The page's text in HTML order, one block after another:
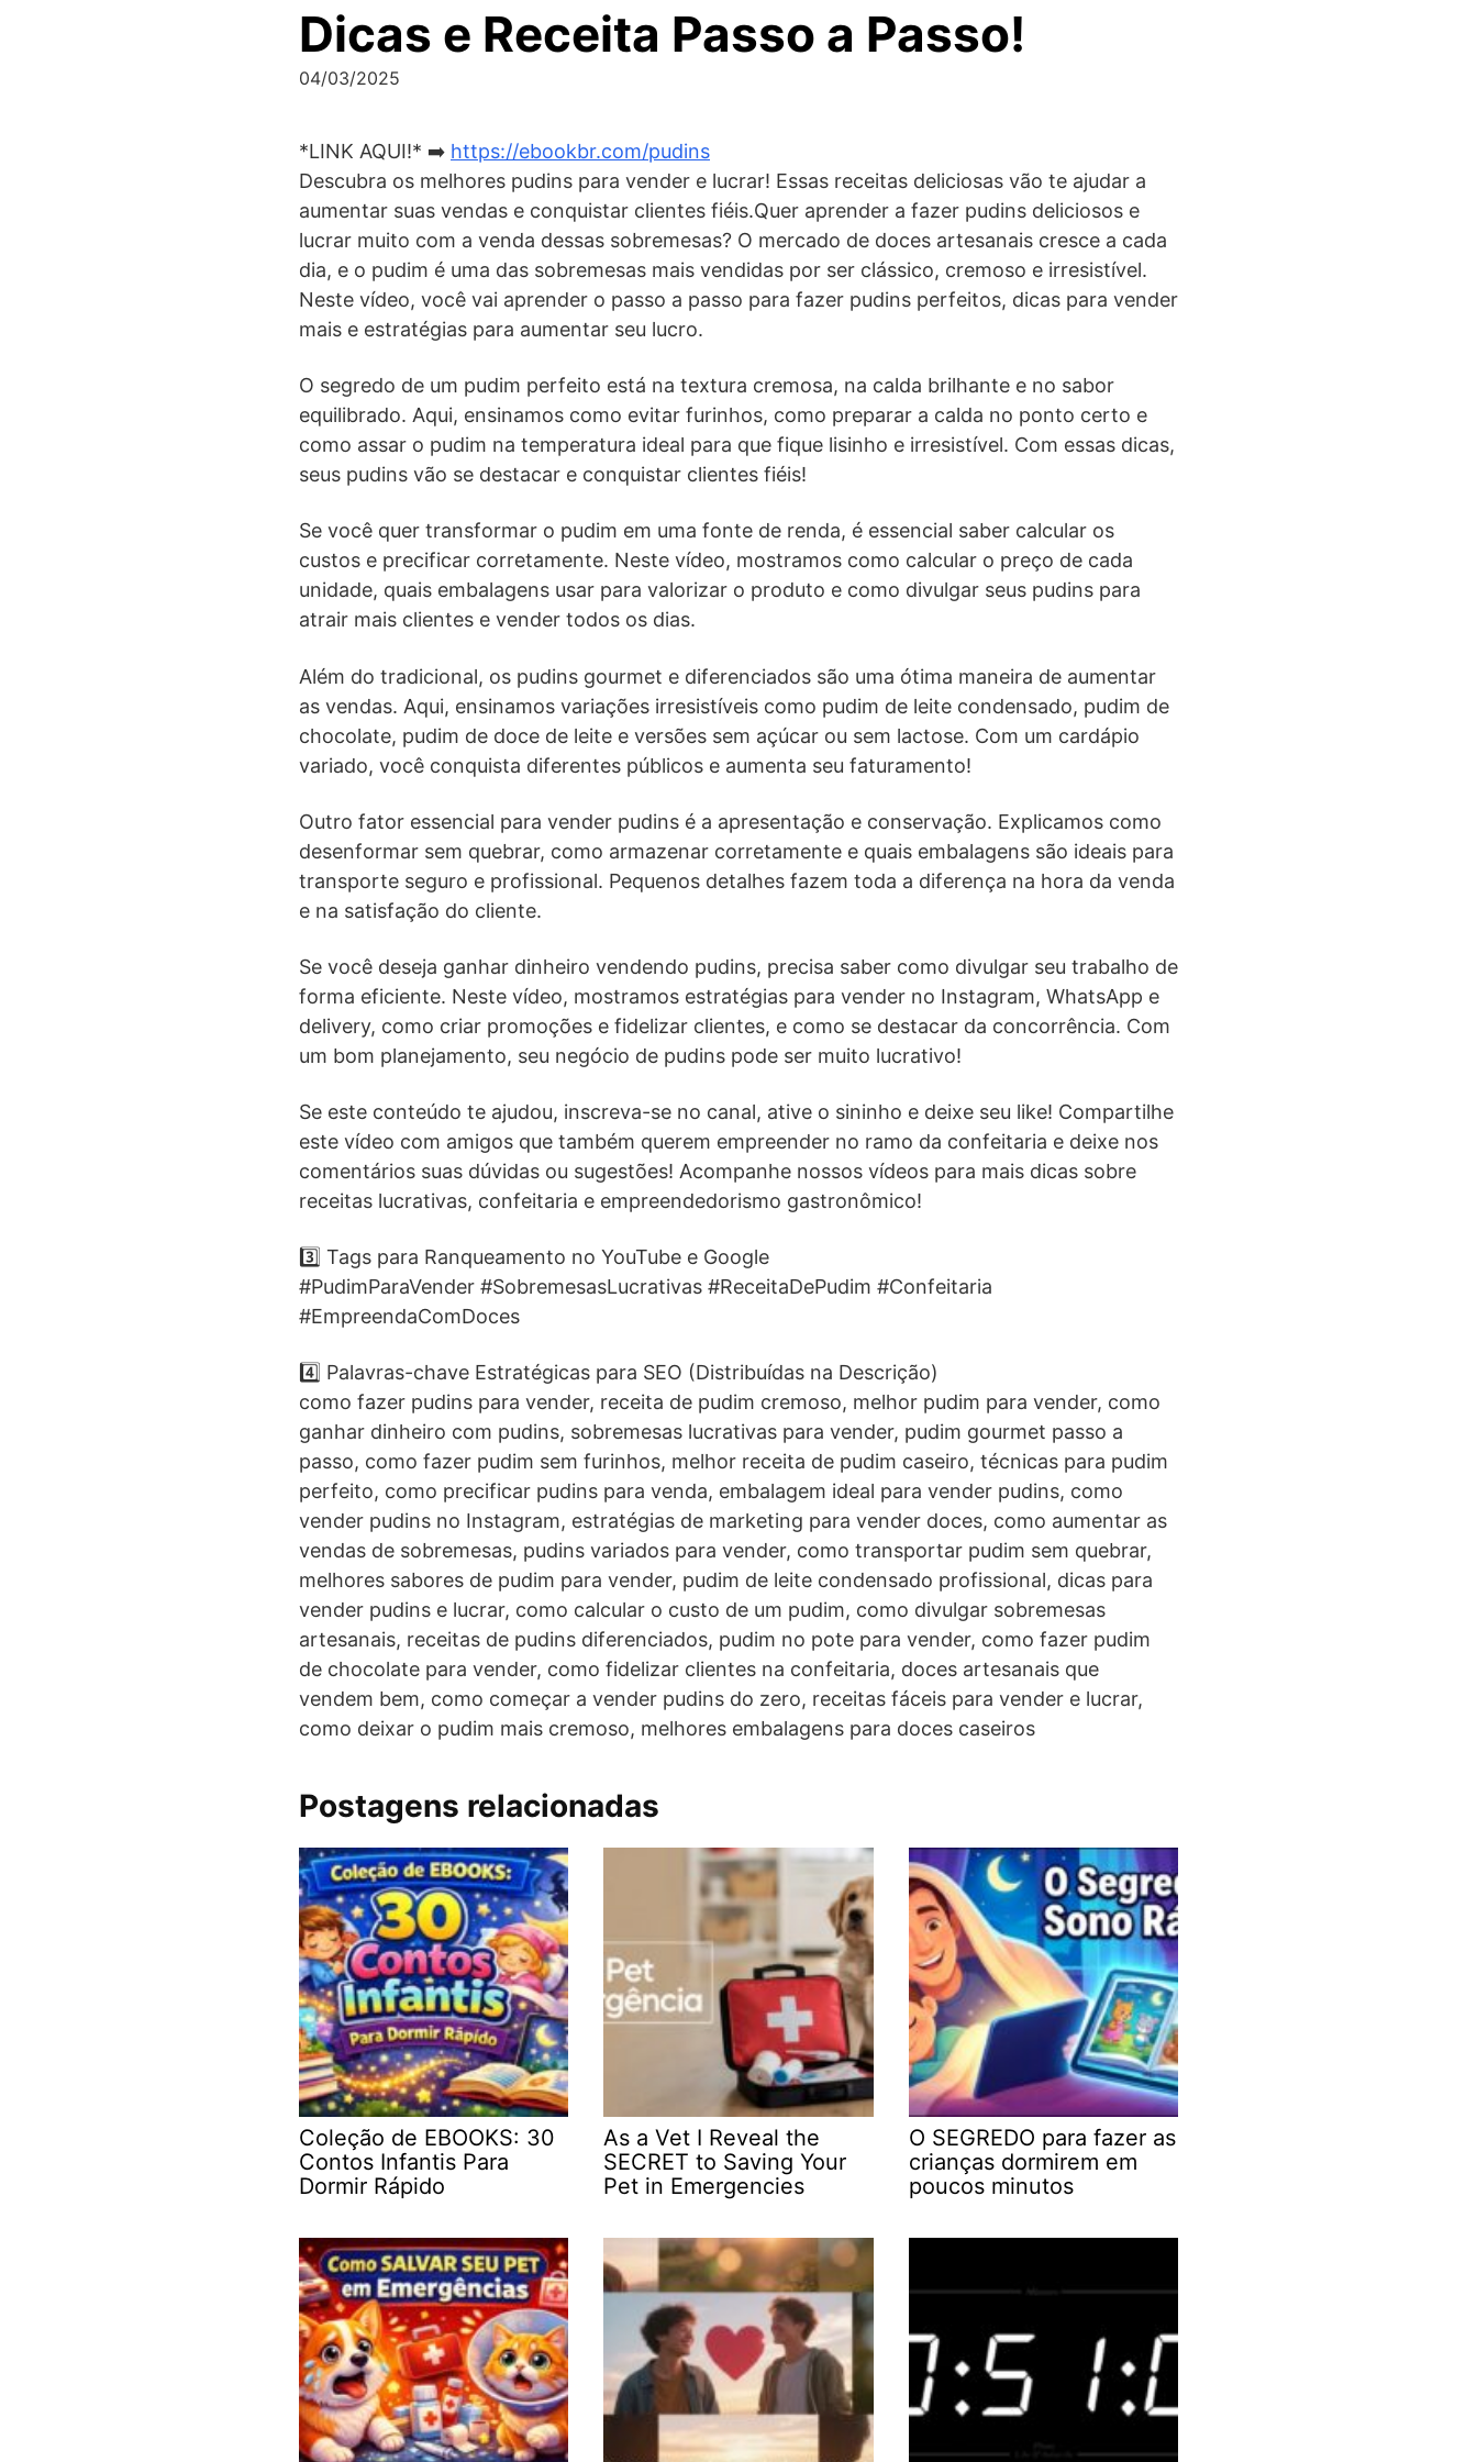
Dicas e Receita Passo a Passo!
04/03/2025
*LINK AQUI!* ➡️ https://ebookbr.com/pudins
Descubra os melhores pudins para vender e lucrar! Essas receitas deliciosas vão te ajudar a
aumentar suas vendas e conquistar clientes fiéis.Quer aprender a fazer pudins deliciosos e
lucrar muito com a venda dessas sobremesas? O mercado de doces artesanais cresce a cada
dia, e o pudim é uma das sobremesas mais vendidas por ser clássico, cremoso e irresistível.
Neste vídeo, você vai aprender o passo a passo para fazer pudins perfeitos, dicas para vender
mais e estratégias para aumentar seu lucro.
O segredo de um pudim perfeito está na textura cremosa, na calda brilhante e no sabor
equilibrado. Aqui, ensinamos como evitar furinhos, como preparar a calda no ponto certo e
como assar o pudim na temperatura ideal para que fique lisinho e irresistível. Com essas dicas,
seus pudins vão se destacar e conquistar clientes fiéis!
Se você quer transformar o pudim em uma fonte de renda, é essencial saber calcular os
custos e precificar corretamente. Neste vídeo, mostramos como calcular o preço de cada
unidade, quais embalagens usar para valorizar o produto e como divulgar seus pudins para
atrair mais clientes e vender todos os dias.
Além do tradicional, os pudins gourmet e diferenciados são uma ótima maneira de aumentar
as vendas. Aqui, ensinamos variações irresistíveis como pudim de leite condensado, pudim de
chocolate, pudim de doce de leite e versões sem açúcar ou sem lactose. Com um cardápio
variado, você conquista diferentes públicos e aumenta seu faturamento!
Outro fator essencial para vender pudins é a apresentação e conservação. Explicamos como
desenformar sem quebrar, como armazenar corretamente e quais embalagens são ideais para
transporte seguro e profissional. Pequenos detalhes fazem toda a diferença na hora da venda
e na satisfação do cliente.
Se você deseja ganhar dinheiro vendendo pudins, precisa saber como divulgar seu trabalho de
forma eficiente. Neste vídeo, mostramos estratégias para vender no Instagram, WhatsApp e
delivery, como criar promoções e fidelizar clientes, e como se destacar da concorrência. Com
um bom planejamento, seu negócio de pudins pode ser muito lucrativo!
Se este conteúdo te ajudou, inscreva-se no canal, ative o sininho e deixe seu like! Compartilhe
este vídeo com amigos que também querem empreender no ramo da confeitaria e deixe nos
comentários suas dúvidas ou sugestões! Acompanhe nossos vídeos para mais dicas sobre
receitas lucrativas, confeitaria e empreendedorismo gastronômico!
3️⃣ Tags para Ranqueamento no YouTube e Google
#PudimParaVender #SobremesasLucrativas #ReceitaDePudim #Confeitaria
#EmpreendaComDoces
4️⃣ Palavras-chave Estratégicas para SEO (Distribuídas na Descrição)
como fazer pudins para vender, receita de pudim cremoso, melhor pudim para vender, como
ganhar dinheiro com pudins, sobremesas lucrativas para vender, pudim gourmet passo a
passo, como fazer pudim sem furinhos, melhor receita de pudim caseiro, técnicas para pudim
perfeito, como precificar pudins para venda, embalagem ideal para vender pudins, como
vender pudins no Instagram, estratégias de marketing para vender doces, como aumentar as
vendas de sobremesas, pudins variados para vender, como transportar pudim sem quebrar,
melhores sabores de pudim para vender, pudim de leite condensado profissional, dicas para
vender pudins e lucrar, como calcular o custo de um pudim, como divulgar sobremesas
artesanais, receitas de pudins diferenciados, pudim no pote para vender, como fazer pudim
de chocolate para vender, como fidelizar clientes na confeitaria, doces artesanais que
vendem bem, como começar a vender pudins do zero, receitas fáceis para vender e lucrar,
como deixar o pudim mais cremoso, melhores embalagens para doces caseiros
Postagens relacionadas
Coleção de EBOOKS: 30
Contos Infantis Para
Dormir Rápido
As a Vet I Reveal the
SECRET to Saving Your
Pet in Emergencies
O SEGREDO para fazer as
crianças dormirem em
poucos minutos